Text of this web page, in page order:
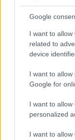
Google
I want to
related to
device
I want to
Google for
I want to
personalized
I want to
„AZ